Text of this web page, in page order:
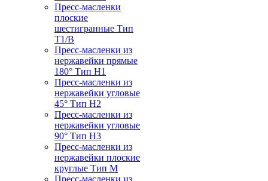
Пресс-масленки
плоские
шестигранные Тип
T1/B
Пресс-масленки из
нержавейки прямые
180° Тип H1
Пресс-масленки из
нержавейки угловые
45° Тип H2
Пресс-масленки из
нержавейки угловые
90° Тип H3
Пресс-масленки из
нержавейки плоские
круглые Тип M
Пресс-масленки из